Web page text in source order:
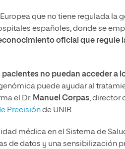
que no tiene regulada
españoles, donde se
oficial que regule
no puedan acceder a
puede ayudar al
el Dr. Manuel Corpas, director
Precisiónde UNIR.
médica en el Sistema de
de datos y una sensibilización